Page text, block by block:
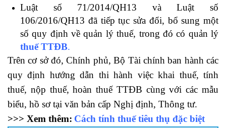
Luật số 71/2014/QH13 và Luật số
106/2016/QH13 đã tiếp tục sửa đổi, bổ sung một
số quy định về quản lý thuế, trong đó có quản lý
thuế TTĐB.
Trên cơ sở đó, Chính phủ, Bộ Tài chính ban hành các
quy định hướng dẫn thi hành việc khai thuế, tính
thuế, nộp thuế, hoàn thuế TTĐB cùng với các mẫu
biểu, hồ sơ tại văn bản cấp Nghị định, Thông tư.
>>> Xem thêm: Cách tính thuế tiêu thụ đặc biệt